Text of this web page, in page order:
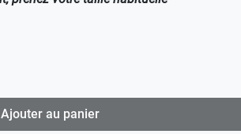
Ajouter au panier